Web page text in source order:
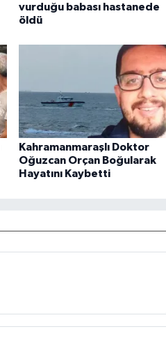
vurduğu babası hastanede
öldü
Kahramanmaraşlı Doktor
Oğuzcan Orçan Boğularak
Hayatını Kaybetti